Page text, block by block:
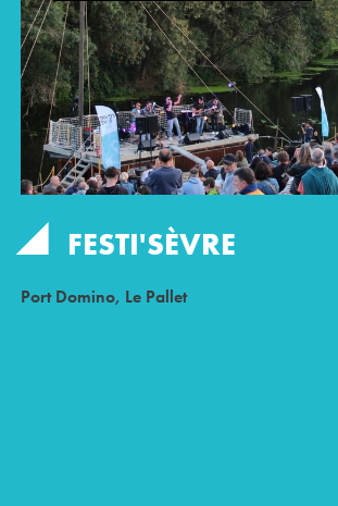
FESTI'SÈVRE
Port Domino, Le Pallet